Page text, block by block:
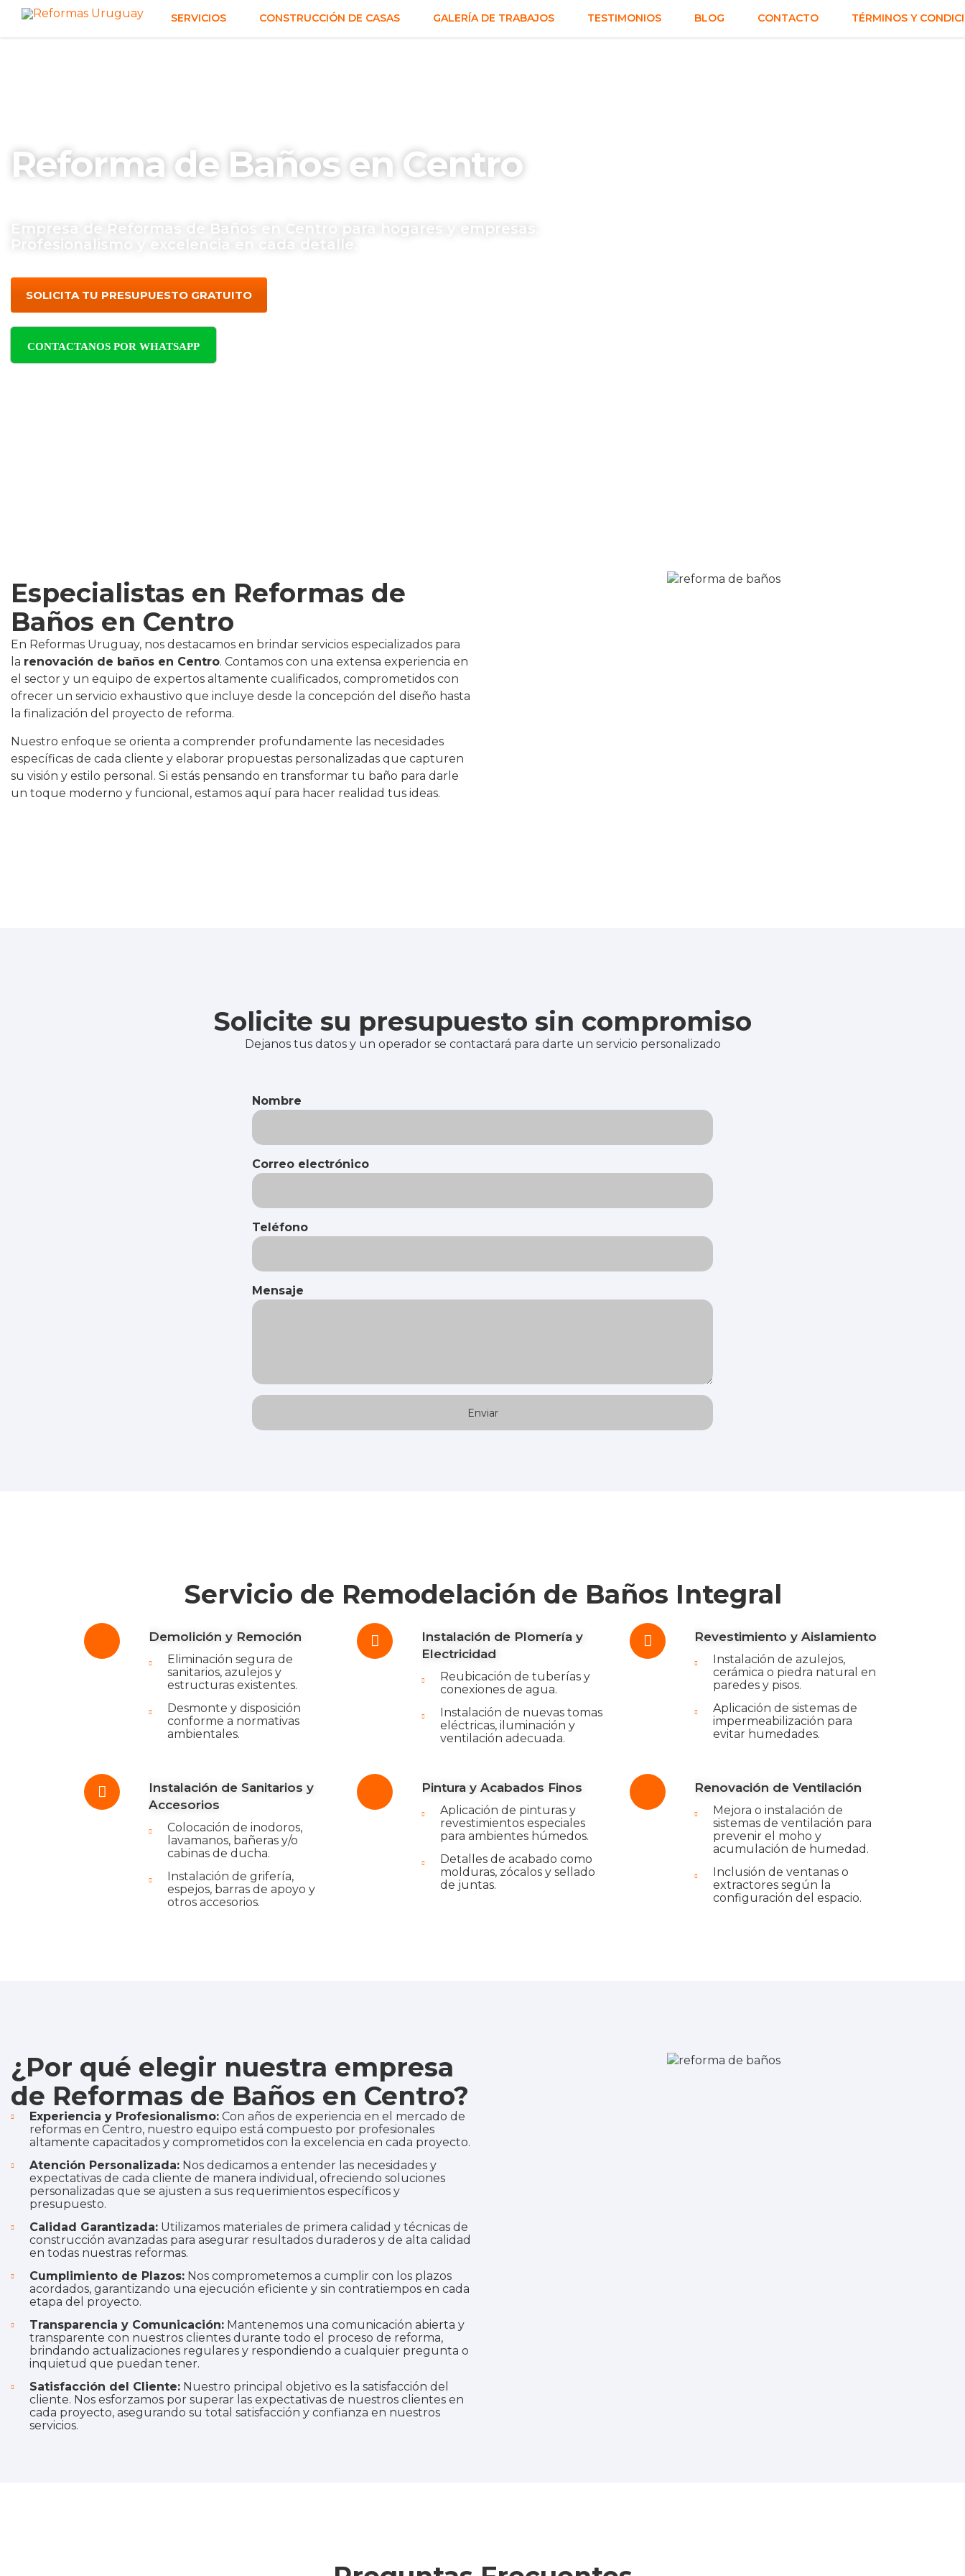
SERVICIOS CONSTRUCCIÓN DE CASAS GALERÍA DE TRABAJOS TESTIMONIOS BLOG CONTACTO TÉRMINOS Y
Reforma de Baños en Centro
Empresa de Reformas de Baños en Centro para hogares y empresas.
Profesionalismo y excelencia en cada detalle.
SOLICITA TU PRESUPUESTO GRATUITO
CONTACTANOS POR WHATSAPP
Especialistas en Reformas de
Baños en Centro
En Reformas Uruguay, nos destacamos en brindar servicios especializados para
la renovación de baños en Centro. Contamos con una extensa experiencia en
el sector y un equipo de expertos altamente cualificados, comprometidos con
ofrecer un servicio exhaustivo que incluye desde la concepción del diseño hasta
la finalización del proyecto de reforma.
Nuestro enfoque se orienta a comprender profundamente las necesidades
específicas de cada cliente y elaborar propuestas personalizadas que capturen
su visión y estilo personal. Si estás pensando en transformar tu baño para darle
un toque moderno y funcional, estamos aquí para hacer realidad tus ideas.
Solicite su presupuesto sin compromiso
Dejanos tus datos y un operador se contactará para darte un servicio personalizado
Nombre
Correo electrónico
Teléfono
Mensaje
Servicio de Remodelación de Baños Integral
Demolición y Remoción
Eliminación segura de
sanitarios, azulejos y
estructuras existentes.
Desmonte y disposición
conforme a normativas
ambientales.
Instalación de Plomería y
Electricidad
Reubicación de tuberías y
conexiones de agua.
Instalación de nuevas tomas
eléctricas, iluminación y
ventilación adecuada.
Revestimiento y Aislamiento
Instalación de azulejos,
cerámica o piedra natural en
paredes y pisos.
Aplicación de sistemas de
impermeabilización para
evitar humedades.
Instalación de Sanitarios y
Accesorios
Colocación de inodoros,
lavamanos, bañeras y/o
cabinas de ducha.
Instalación de grifería,
espejos, barras de apoyo y
otros accesorios.
Pintura y Acabados Finos
Aplicación de pinturas y
revestimientos especiales
para ambientes húmedos.
Detalles de acabado como
molduras, zócalos y sellado
de juntas.
Renovación de Ventilación
Mejora o instalación de
sistemas de ventilación para
prevenir el moho y
acumulación de humedad.
Inclusión de ventanas o
extractores según la
configuración del espacio.
¿Por qué elegir nuestra empresa
de Reformas de Baños en Centro?
Experiencia y Profesionalismo: Con años de experiencia en el mercado de
reformas en Centro, nuestro equipo está compuesto por profesionales
altamente capacitados y comprometidos con la excelencia en cada proyecto.
Atención Personalizada: Nos dedicamos a entender las necesidades y
expectativas de cada cliente de manera individual, ofreciendo soluciones
personalizadas que se ajusten a sus requerimientos específicos y
presupuesto.
Calidad Garantizada: Utilizamos materiales de primera calidad y técnicas de
construcción avanzadas para asegurar resultados duraderos y de alta calidad
en todas nuestras reformas.
Cumplimiento de Plazos: Nos comprometemos a cumplir con los plazos
acordados, garantizando una ejecución eficiente y sin contratiempos en cada
etapa del proyecto.
Transparencia y Comunicación: Mantenemos una comunicación abierta y
transparente con nuestros clientes durante todo el proceso de reforma,
brindando actualizaciones regulares y respondiendo a cualquier pregunta o
inquietud que puedan tener.
Satisfacción del Cliente: Nuestro principal objetivo es la satisfacción del
cliente. Nos esforzamos por superar las expectativas de nuestros clientes en
cada proyecto, asegurando su total satisfacción y confianza en nuestros
servicios.